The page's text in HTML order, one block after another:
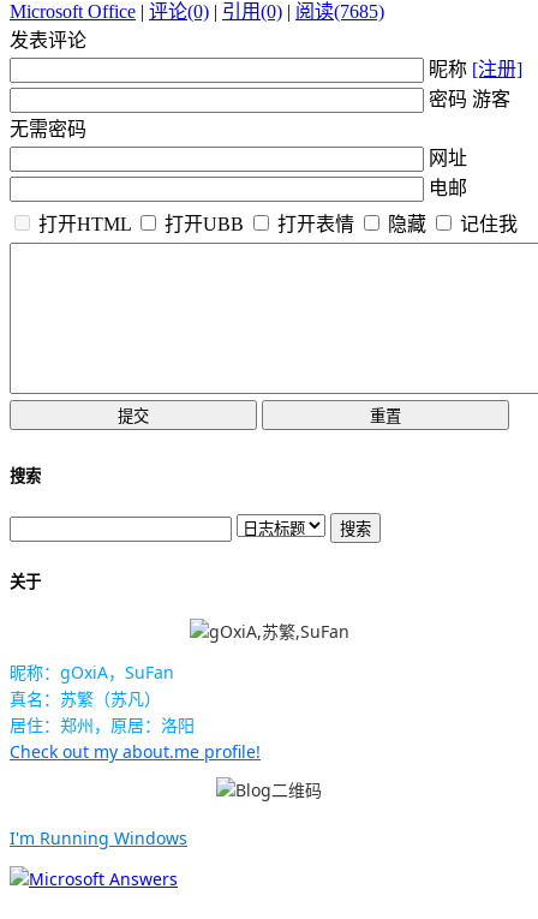
Microsoft Office | 评论(0) | 引用(0) | 阅读(7685)
发表评论
昵称 [注册]
密码 游客
无需密码
网址
电邮
打开HTML
打开UBB 打开表情 隐藏 记住我
搜索
关于
昵称：gOxiA，SuFan
真名：苏繁（苏凡）
居住：郑州，原居：洛阳
Check out my about.me profile!
I'm Running Windows